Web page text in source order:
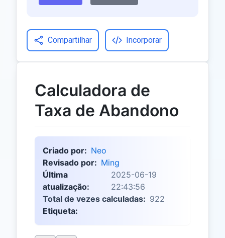
Compartilhar Incorporar
Calculadora de
Taxa de Abandono
Criado por: Neo
Revisado por: Ming
Última
atualização:
2025-06-19
22:43:56
Total de vezes calculadas: 922
Etiqueta: